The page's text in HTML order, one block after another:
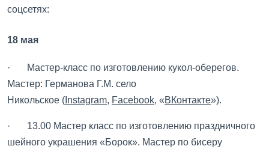
соцсетях:
18 мая
· Мастер-класс по изготовлению кукол-оберегов.
Мастер: Германова Г.М. село
Никольское ( Instagram, Facebook, «ВКонтакте»).
· 13.00 Мастер класс по изготовлению праздничного
шейного украшения «Борок». Мастер по бисеру